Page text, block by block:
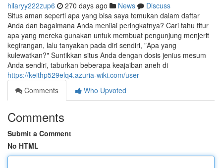
hilaryy222zup6 270 days ago News
Discuss
Situs aman seperti apa yang bisa saya temukan dalam daftar
Anda dan bagaimana Anda menilai peringkatnya? Cari tahu fitur
apa yang mereka gunakan untuk membuat pengunjung menjerit
kegirangan, lalu tanyakan pada diri sendiri, "Apa yang
kulewatkan?" Suntikkan situs Anda dengan dosis jenius mesum
Anda sendiri, taburkan beberapa keajaiban aneh di
https://keithp529elq4.azuria-wiki.com/user
Comments
Who Upvoted
Comments
Submit a Comment
No HTML